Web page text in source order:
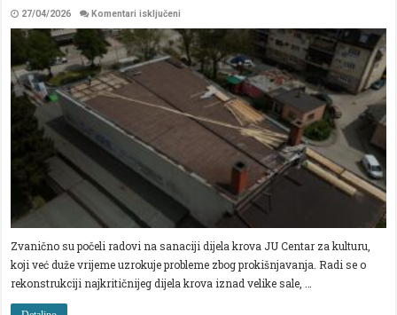
27/04/2026 Komentari isključeni
RADOVI
NA
SANACIJI
DIJELA
KROVA
CENTRA
KULTURU
Zvanično su počeli radovi na sanaciji dijela krova JU Centar za kulturu,
koji već duže vrijeme uzrokuje probleme zbog prokišnjavanja. Radi se o
rekonstrukciji najkritičnijeg dijela krova iznad velike sale, …